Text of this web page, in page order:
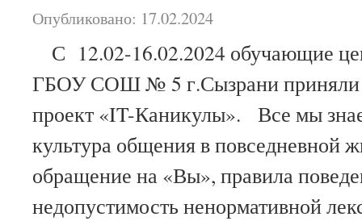
Опубликовано: 17.02.2024
С 12.02-16.02.2024 обучающие
ГБОУ СОШ № 5 г.Сызрани приняли
проект «IT-Каникулы». Все мы
культура общения в повседневной
обращение на «Вы», правила
недопустимость ненормативной